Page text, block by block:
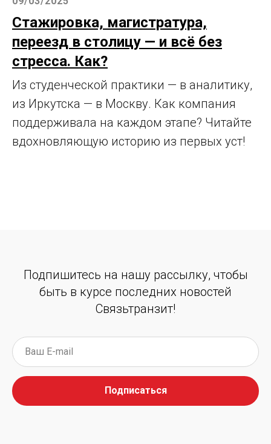
Стажировка, магистратура,
переезд в столицу — и всё без
стресса. Как?
Из студенческой практики — в аналитику,
из Иркутска — в Москву. Как компания
поддерживала на каждом этапе? Читайте
вдохновляющую историю из первых уст!
Подпишитесь на нашу рассылку, чтобы
быть в курсе последних новостей
Связьтранзит!
Подписаться